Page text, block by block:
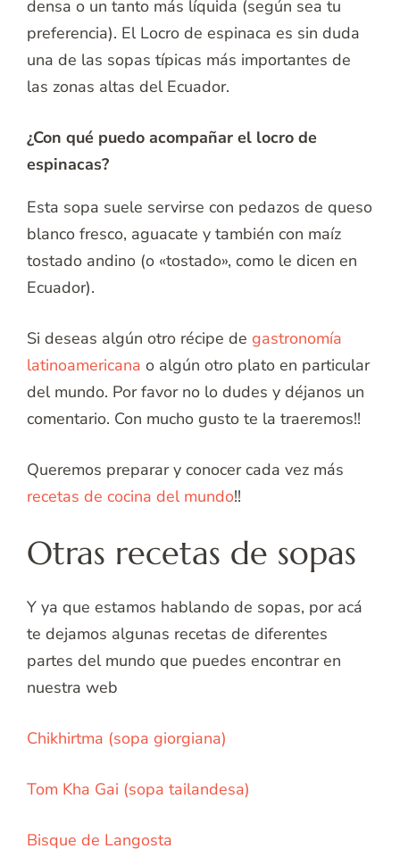
densa o un tanto más líquida (según sea tu
preferencia). El Locro de espinaca es sin duda
una de las sopas típicas más importantes de
las zonas altas del Ecuador.
¿Con qué puedo acompañar el locro de
espinacas?
Esta sopa suele servirse con pedazos de queso
blanco fresco, aguacate y también con maíz
tostado andino (o «tostado», como le dicen en
Ecuador).
Si deseas algún otro récipe de gastronomía
latinoamericana o algún otro plato en particular
del mundo. Por favor no lo dudes y déjanos un
comentario. Con mucho gusto te la traeremos!!
Queremos preparar y conocer cada vez más
recetas de cocina del mundo!!
Otras recetas de sopas
Y ya que estamos hablando de sopas, por acá
te dejamos algunas recetas de diferentes
partes del mundo que puedes encontrar en
nuestra web
Chikhirtma (sopa giorgiana)
Tom Kha Gai (sopa tailandesa)
Bisque de Langosta